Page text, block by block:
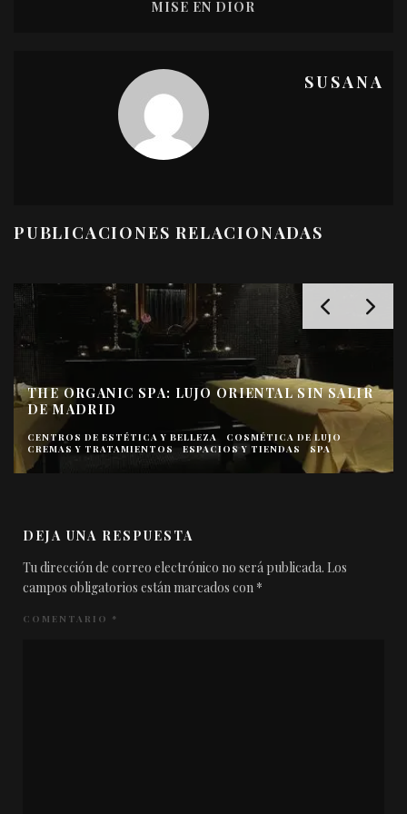
MISE EN DIOR
SUSANA
PUBLICACIONES RELACIONADAS
LUJO ORIENTAL SIN SALIR
Y BELLEZA
COSMÉTICA DE LUJO
ESPACIOS Y TIENDAS SPA
EL SERUM (CASI
CELLULAR
DESCANSO Y
BOLSAS Y
CREMAS Y TRATAMIENTOS
LUMINOSIDAD
DEJA UNA RESPUESTA
Tu dirección de correo electrónico no será publicada. Los
campos obligatorios están marcados con *
COMENTARIO *